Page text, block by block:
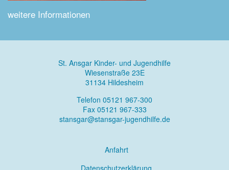
weitere Informationen
St. Ansgar Kinder- und Jugendhilfe
Wiesenstraße 23E
31134 Hildesheim
Telefon 05121 967-300
Fax 05121 967-333
stansgar@stansgar-jugendhilfe.de
Anfahrt